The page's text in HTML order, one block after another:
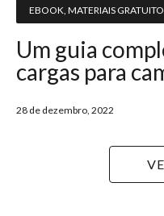
EBOOK MATERIAIS
Um guia
cargas para
28 de dezembro, 2022